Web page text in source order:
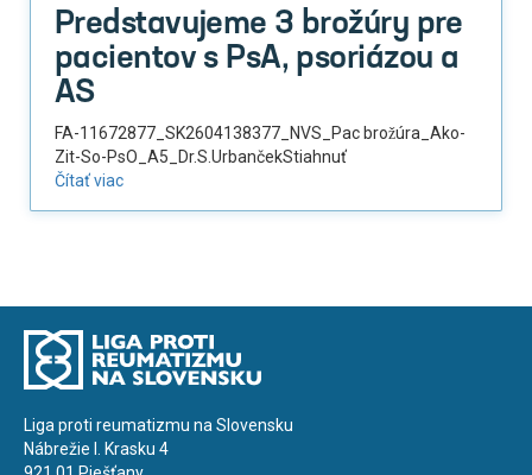
Predstavujeme 3 brožúry pre
pacientov s PsA, psoriázou a
AS
FA-11672877_SK2604138377_NVS_Pac brožúra_Ako-
Zit-So-PsO_A5_Dr.S.UrbančekStiahnuť
Čítať viac
Liga proti reumatizmu na Slovensku
Nábrežie I. Krasku 4